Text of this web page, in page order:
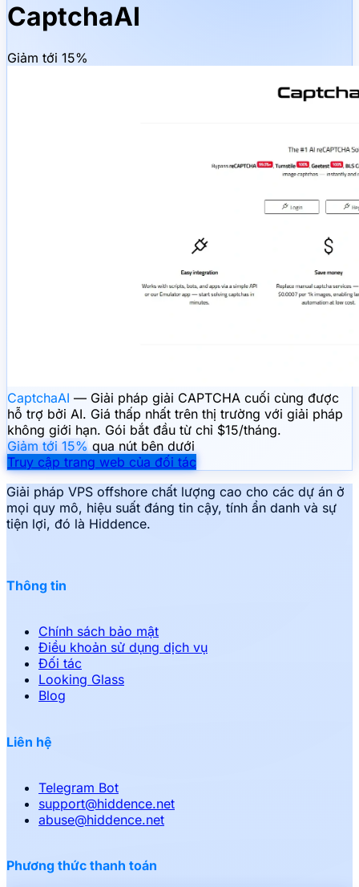
CaptchaAI
Giảm tới 15%
CaptchaAI — Giải pháp giải CAPTCHA cuối cùng được
hỗ trợ bởi AI. Giá thấp nhất trên thị trường với giải pháp
không giới hạn. Gói bắt đầu từ chỉ $15/tháng.
Giảm tới 15% qua nút bên dưới
Truy cập trang web của đối tác
Giải pháp VPS offshore chất lượng cao cho các dự án ở
mọi quy mô, hiệu suất đáng tin cậy, tính ẩn danh và sự
tiện lợi, đó là Hiddence.
Thông tin
Chính sách bảo mật
Điều khoản sử dụng dịch vụ
Đối tác
Looking Glass
Blog
Liên hệ
Telegram Bot
support@hiddence.net
abuse@hiddence.net
Phương thức thanh toán